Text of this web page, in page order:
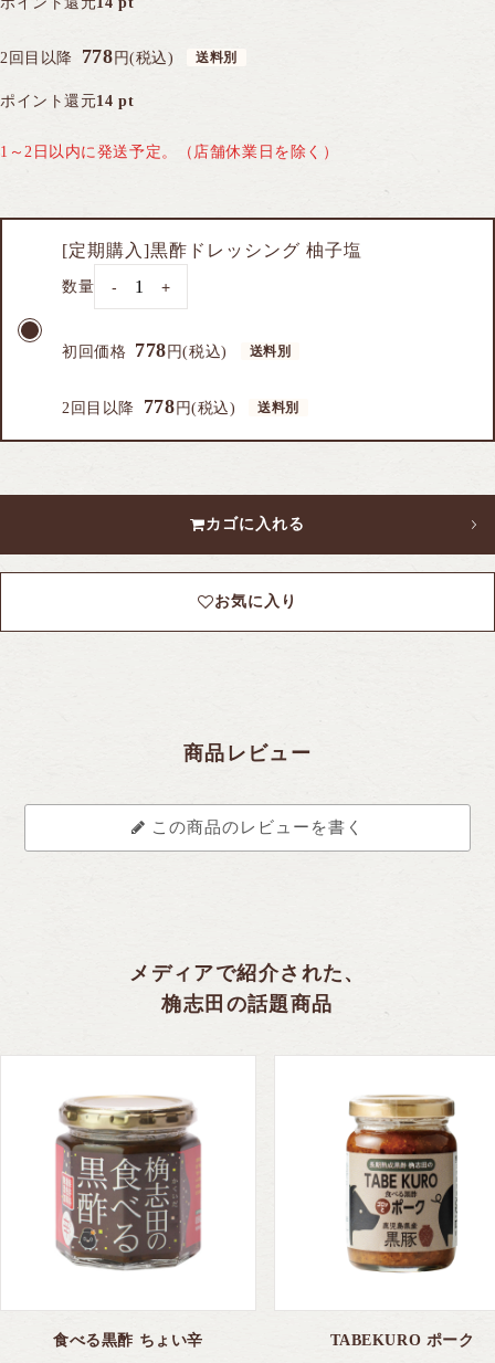
2回目以降 778 円(税込)
ポイント還元14 pt
1～2日以内に発送予定。（店舗休業日を除く）
[定期購入]黒酢ドレッシング 柚子塩
数量 - +
初回価格 778 円(税込)
2回目以降 778 円(税込)
カゴに入れる
お気に入り
商品レビュー
この商品のレビューを書く
メディアで紹介された、
桷志田の話題商品
食べる黒酢 ちょい辛
TABEKURO ポーク